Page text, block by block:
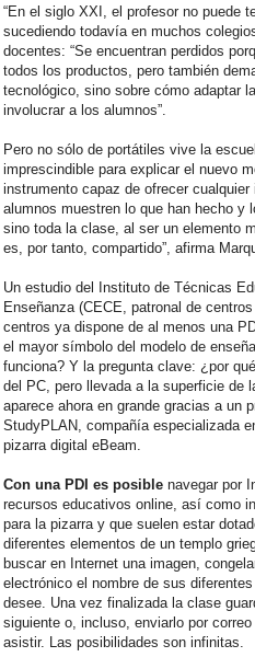
“En el siglo XXI, el profesor no puede
sucediendo todavía en muchos
docentes: “Se encuentran perdidos
todos los productos, pero también
tecnológico, sino sobre cómo adaptar
involucrar a los alumnos”.
Pero no sólo de portátiles vive la
imprescindible para explicar el nuevo
instrumento capaz de ofrecer
alumnos muestren lo que han hecho y
sino toda la clase, al ser un elemento
es, por tanto, compartido”, afirma
Un estudio del Instituto de Técnicas
Enseñanza (CECE, patronal de
centros ya dispone de al menos una
el mayor símbolo del modelo de
funciona? Y la pregunta clave: ¿por
del PC, pero llevada a la superficie de
aparece ahora en grande gracias a un
StudyPLAN, compañía especializada
pizarra digital eBeam.
Con una PDI es posible navegar por
recursos educativos online, así como
para la pizarra y que suelen estar
diferentes elementos de un templo
buscar en Internet una imagen,
electrónico el nombre de sus
desee. Una vez finalizada la clase
siguiente o, incluso, enviarlo por
asistir. Las posibilidades son infinitas.